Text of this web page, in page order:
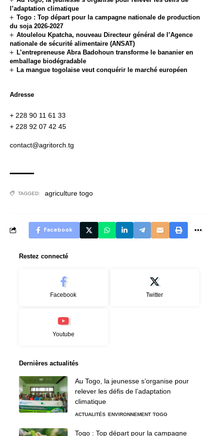
l’adaptation climatique
Togo : Top départ pour la campagne nationale de production
du soja 2026-2027
Atoulelou Kpatcha, nouveau Directeur général de l’Agence
nationale de sécurité alimentaire (ANSAT)
L’entrepreneuse Abra Badohoun transforme le bananier en
emballage biodégradable
La mangue togolaise veut conquérir le marché européen
Adresse
+ 228 90 11 61 33
+ 228 92 07 42 45
contact@agritorch.tg
TAGGED: agriculture togo
Facebook
Restez connecté
Facebook Twitter
Youtube
Dernières actualités
Au Togo, la jeunesse s’organise pour
relever les défis de l’adaptation
climatique
ACTUALITÉS ENVIRONNEMENT TOGO
Togo : Top départ pour la campagne